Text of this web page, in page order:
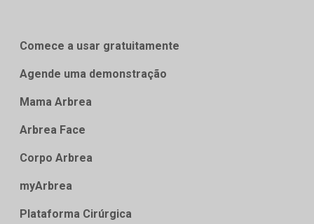
Comece a usar gratuitamente
Agende uma demonstração
Mama Arbrea
Arbrea Face
Corpo Arbrea
myArbrea
Plataforma Cirúrgica